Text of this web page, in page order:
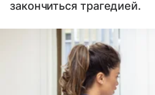
закончиться трагедией.